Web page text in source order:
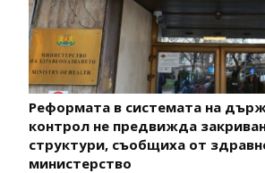
Реформата в системата на
контрол не предвижда
структури, съобщиха от
министерство